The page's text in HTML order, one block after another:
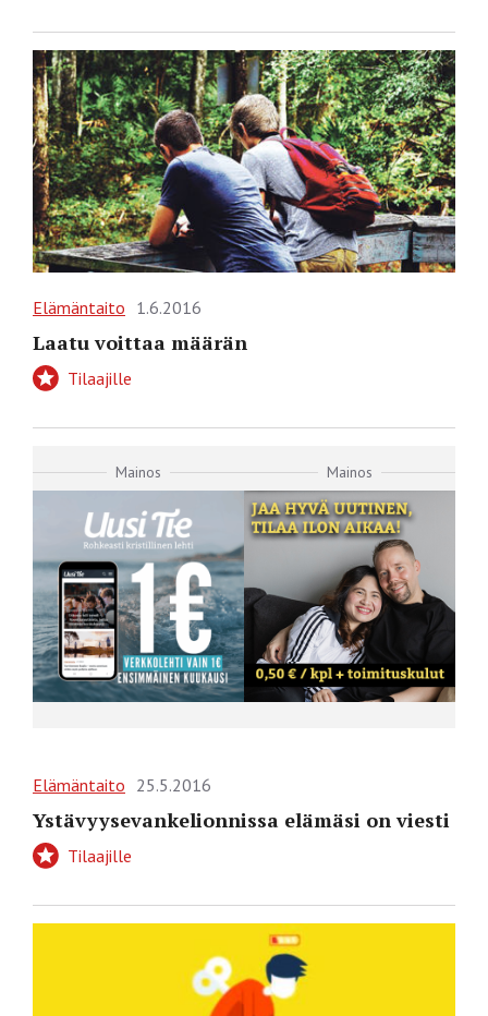
Elämäntaito 1.6.2016
Laatu voittaa määrän
Tilaajille
Mainos Mainos
Elämäntaito 25.5.2016
Ystävyysevankelionnissa elämäsi on viesti
Tilaajille